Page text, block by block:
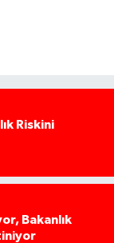
Riskini
Bakanlık